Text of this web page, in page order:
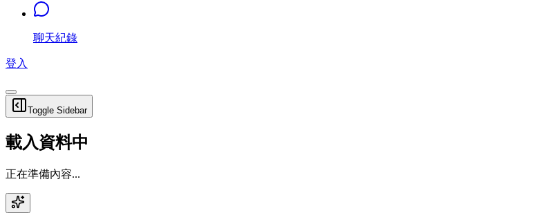
聊天紀錄
登入
Toggle Sidebar
載入資料中
正在準備內容...